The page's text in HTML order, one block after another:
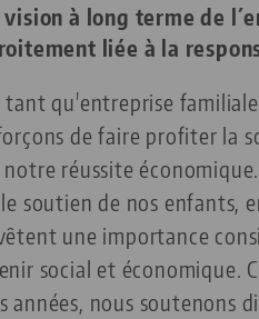
vision à long terme de
liée à la
tant qu'entreprise
de faire profiter la
notre réussite
soutien de nos enfants,
une importance
social et économique.
années, nous soutenons